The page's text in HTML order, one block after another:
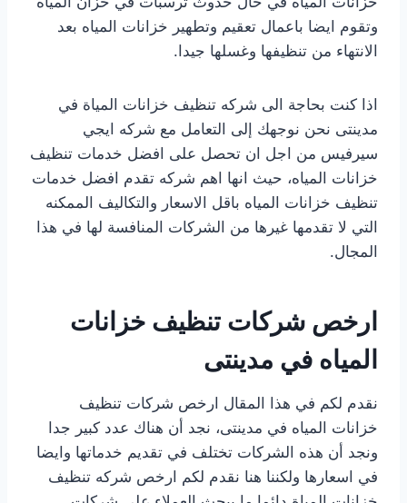
وتقوم ايضا باعمال تعقيم وتطهير خزانات المياه بعد
الانتهاء من تنظيفها وغسلها جيدا.
اذا كنت بحاجة الى شركه تنظيف خزانات المياة في
مدينتى نحن نوجهك إلى التعامل مع شركه ايجي
سيرفيس من اجل ان تحصل على افضل خدمات تنظيف
خزانات المياه، حيث انها اهم شركه تقدم افضل خدمات
تنظيف خزانات المياه باقل الاسعار والتكاليف الممكنه
التي لا تقدمها غيرها من الشركات المنافسة لها في هذا
المجال.
ارخص شركات تنظيف خزانات
المياه في مدينتى
نقدم لكم في هذا المقال ارخص شركات تنظيف
خزانات المياه في مدينتى، نجد أن هناك عدد كبير جدا
ونجد أن هذه الشركات تختلف في تقديم خدماتها وايضا
في اسعارها ولكننا هنا نقدم لكم ارخص شركه تنظيف